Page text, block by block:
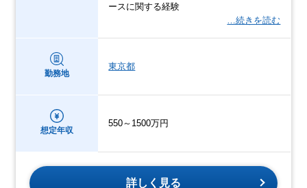
ースに関する経験
…続きを読む
勤務地
東京都
想定年収
550～1500万円
詳しく見る